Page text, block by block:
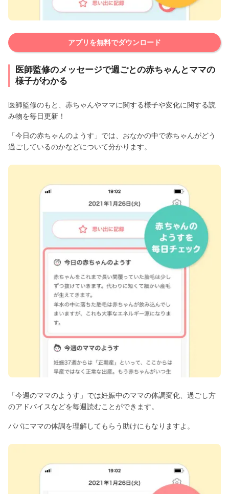
アプリを無料でダウンロード
医師監修のメッセージで週ごとの赤ちゃんとママの
様子がわかる
医師監修のもと、赤ちゃんやママに関する様子や変化に関する読
み物を毎日更新！
「今日の赤ちゃんのようす」では、おなかの中で赤ちゃんがどう
過ごしているのかなどについて分かります。
「今週のママのようす」では妊娠中のママの体調変化、過ごし方
のアドバイスなどを毎週読むことができます。
パパにママの体調を理解してもらう助けにもなりますよ。